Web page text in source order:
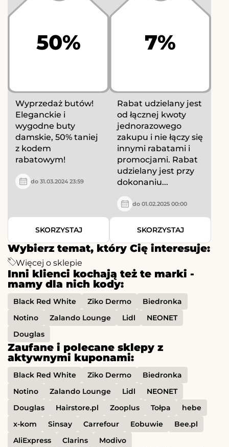
Wybierz temat, który Cię interesuje:
Więcej o sklepie
Inni klienci kochają też te marki -
mamy dla nich kody:
Black Red White Ziko Dermo
Biedronka
Notino
Zalando Lounge Lidl
NEONET
Douglas
Zaufane i polecane sklepy z
aktywnymi kuponami:
Black Red White Ziko Dermo
Biedronka
Notino
Zalando Lounge Lidl
NEONET
Douglas
Hairstore.pl Zooplus Tołpa
hebe
x-kom
Sinsay Carrefour Eobuwie
Bee.pl
AliExpress
Clarins Modivo
50%
Wyprzedaż butów!
Eleganckie i
wygodne buty
damskie, 50% taniej
z kodem
rabatowym!
do 31.03.2024 23:59
SKORZYSTAJ
7%
Rabat udzielany jest
od łącznej kwoty
jednorazowego
zakupu i nie łączy się
innymi rabatami i
promocjami. Rabat
udzielany jest przy
dokonaniu...
do 01.02.2025 00:00
SKORZYSTAJ